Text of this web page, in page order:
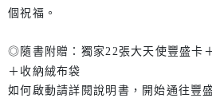
個祝福。
◎隨書附贈：獨家22張大天使豐盛卡
＋收納絨布袋
如何啟動請詳閱說明書，開始通往豐